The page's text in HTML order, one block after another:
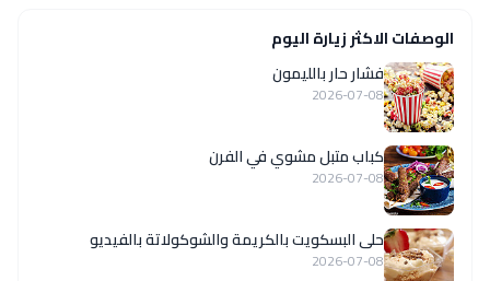
الوصفات الاكثر زيارة اليوم
فشار حار بالليمون
2026-07-08
كباب متبل مشوي في الفرن
2026-07-08
حلى البسكويت بالكريمة والشوكولاتة بالفيديو
2026-07-08